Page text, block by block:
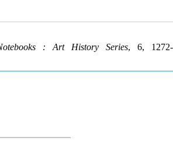
: Art History Series, 6, 1272-